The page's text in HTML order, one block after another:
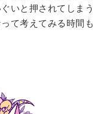
いと押されてしまう
て考えてみる時間も